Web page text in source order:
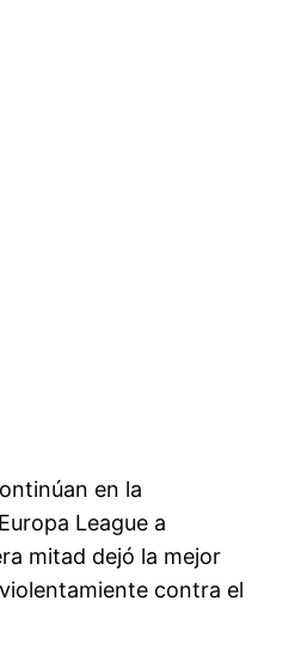
en la
League a
mitad dejó la mejor
contra el